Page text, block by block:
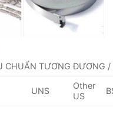
CHUẨN TƯƠNG ĐƯƠNG /
UNS
Other
US